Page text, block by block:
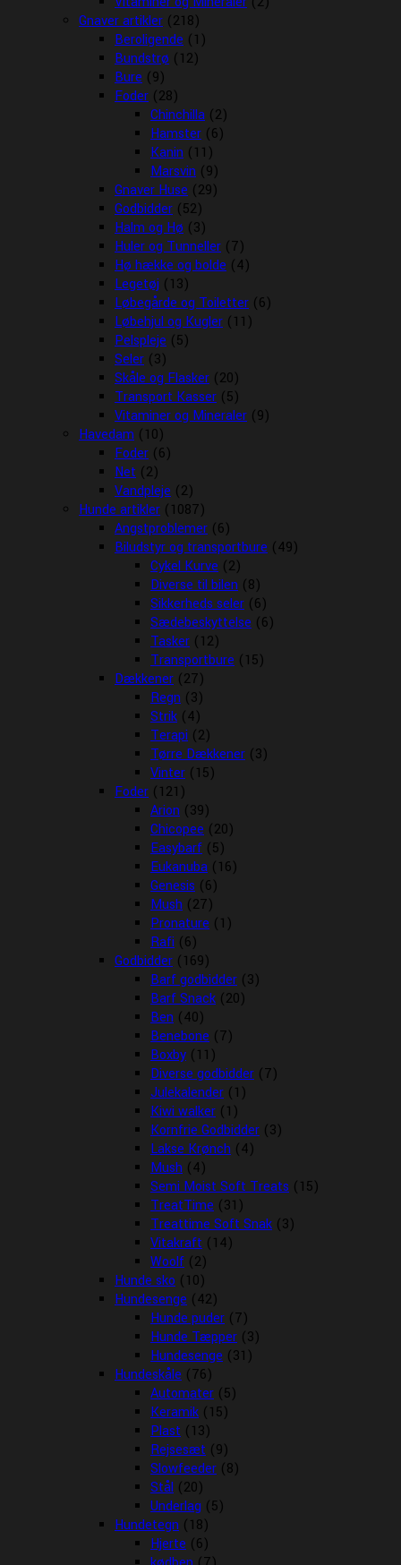
Gnaver artikler (218)
Beroligende (1)
Bundstrø (12)
Bure (9)
Foder (28)
Chinchilla (2)
Hamster (6)
Kanin (11)
Marsvin (9)
Gnaver Huse (29)
Godbidder (52)
Halm og Hø (3)
Huler og Tunneller (7)
Hø hække og bolde (4)
Legetøj (13)
Løbegårde og Toiletter (6)
Løbehjul og Kugler (11)
Pelspleje (5)
Seler (3)
Skåle og Flasker (20)
Transport Kasser (5)
Vitaminer og Mineraler (9)
Havedam (10)
Foder (6)
Net (2)
Vandpleje (2)
Hunde artikler (1087)
Angstproblemer (6)
Biludstyr og transportbure (49)
Cykel Kurve (2)
Diverse til bilen (8)
Sikkerheds seler (6)
Sædebeskyttelse (6)
Tasker (12)
Transportbure (15)
Dækkener (27)
Regn (3)
Strik (4)
Terapi (2)
Tørre Dækkener (3)
Vinter (15)
Foder (121)
Arion (39)
Chicopee (20)
Easybarf (5)
Eukanuba (16)
Genesis (6)
Mush (27)
Pronature (1)
Rafi (6)
Godbidder (169)
Barf godbidder (3)
Barf Snack (20)
Ben (40)
Benebone (7)
Boxby (11)
Diverse godbidder (7)
Julekalender (1)
Kiwi walker (1)
Kornfrie Godbidder (3)
Lakse Krønch (4)
Mush (4)
Semi Moist Soft Treats (15)
TreatTime (31)
Treattime Soft Snak (3)
Vitakraft (14)
Woolf (2)
Hunde sko (10)
Hundesenge (42)
Hunde puder (7)
Hunde Tæpper (3)
Hundesenge (31)
Hundeskåle (76)
Automater (5)
Keramik (15)
Plast (13)
Rejsesæt (9)
Slowfeeder (8)
Stål (20)
Underlag (5)
Hundetegn (18)
Hjerte (6)